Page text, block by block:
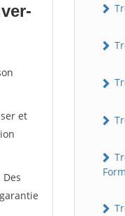
et